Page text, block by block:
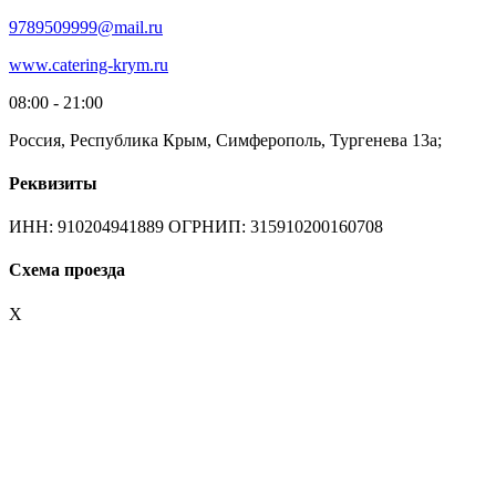
9789509999@mail.ru
www.catering-krym.ru
08:00 - 21:00
Россия, Республика Крым, Симферополь, Тургенева 13а;
Реквизиты
ИНН: 910204941889 ОГРНИП: 315910200160708
Схема проезда
X